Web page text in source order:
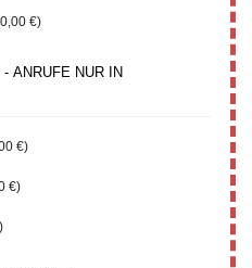
€)
ANRUFE NUR IN
€)
€)